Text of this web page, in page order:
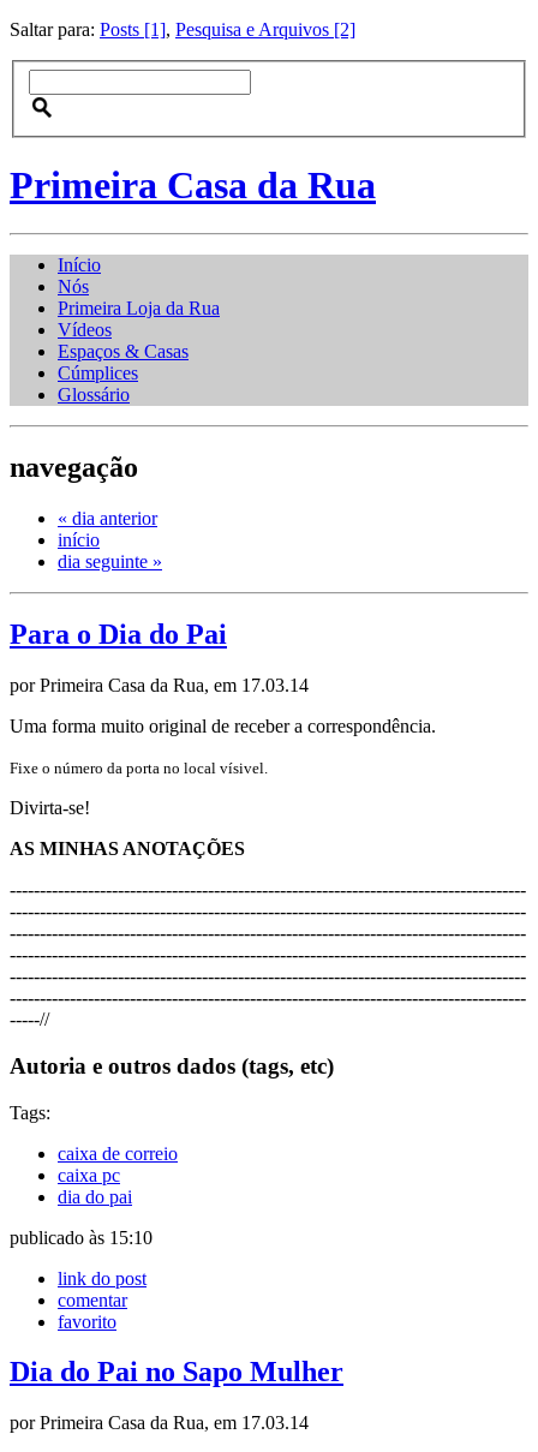
Saltar para: Posts [1], Pesquisa e Arquivos [2]
Primeira Casa da Rua
Início
Nós
Primeira Loja da Rua
Vídeos
Espaços & Casas
Cúmplices
Glossário
navegação
« dia anterior
início
dia seguinte »
Para o Dia do Pai
por Primeira Casa da Rua, em 17.03.14
Uma forma muito original de receber a correspondência.
Fixe o número da porta no local vísivel.
Divirta-se!
AS MINHAS ANOTAÇÕES
--------------------------------------------------------------------------------------
--------------------------------------------------------------------------------------
--------------------------------------------------------------------------------------
--------------------------------------------------------------------------------------
--------------------------------------------------------------------------------------
--------------------------------------------------------------------------------------
-----//
Autoria e outros dados (tags, etc)
Tags:
caixa de correio
caixa pc
dia do pai
publicado às 15:10
link do post
comentar
favorito
Dia do Pai no Sapo Mulher
por Primeira Casa da Rua, em 17.03.14